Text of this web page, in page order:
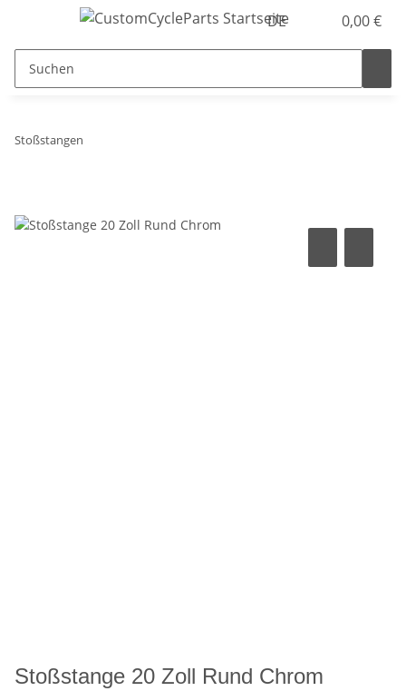
DE 0,00 €
Stoßstangen
Stoßstange 20 Zoll Rund Chrom